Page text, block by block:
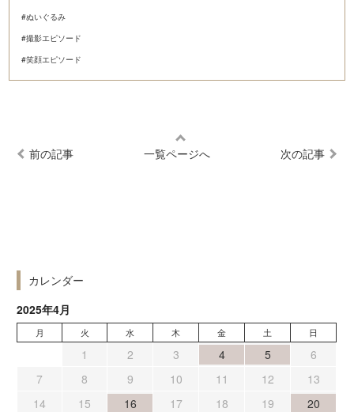
#ぬいぐるみ
#撮影エピソード
#笑顔エピソード
前の記事 一覧ページへ 次の記事
カレンダー
2025年4月
月 火 水 木 金 土 日
1 2 3 4 5
6
7
8 9 10 11 12
13
14
15 16 17 18 19
20